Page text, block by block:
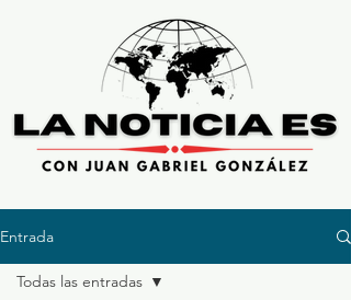
Entrada
Todas las entradas